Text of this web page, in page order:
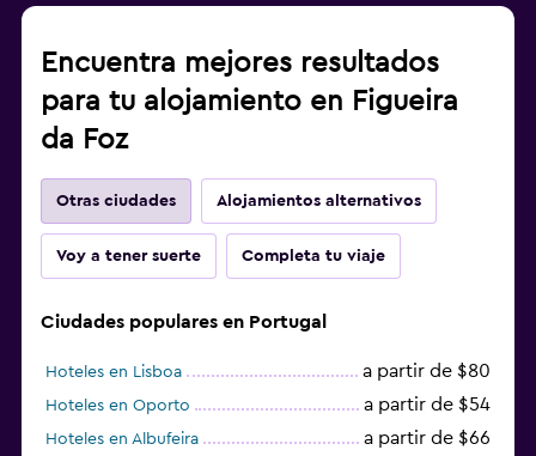
Encuentra mejores resultados
para tu alojamiento en Figueira
da Foz
Otras ciudades Alojamientos alternativos
Voy a tener suerte Completa tu viaje
Ciudades populares en Portugal
Hoteles en Lisboa a partir de $80
Hoteles en Oporto a partir de $54
Hoteles en Albufeira a partir de $66